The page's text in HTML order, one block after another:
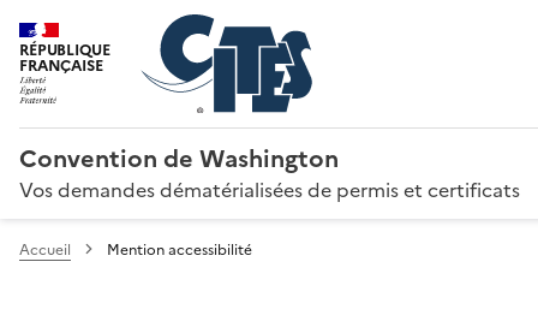
RÉPUBLIQUE
FRANÇAISE
Convention de Washington
Vos demandes dématérialisées de permis et certificats
Accueil Mention accessibilité